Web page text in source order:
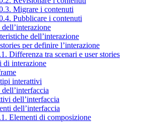
Migrare i contenuti
Pubblicare i contenuti
dell’interazione
per definire l’interazione
Differenza tra scenari e user stories
di interazione
interattivi
dell’interfaccia
dell’interfaccia
Elementi di composizione